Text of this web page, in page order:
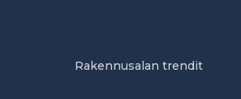
Rakennusalan trendit